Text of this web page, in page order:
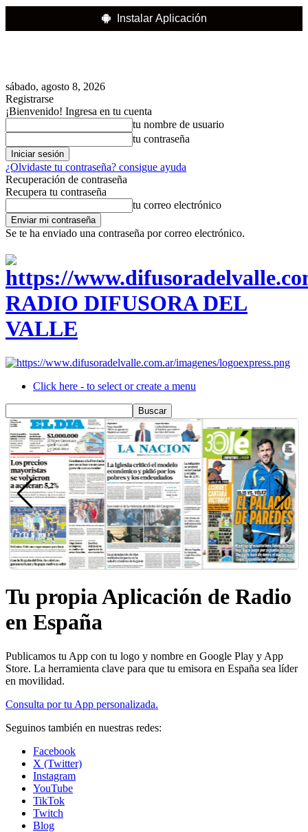
Instalar Aplicación
sábado, agosto 8, 2026
Registrarse
¡Bienvenido! Ingresa en tu cuenta
tu nombre de usuario
tu contraseña
¿Olvidaste tu contraseña? consigue ayuda
Recuperación de contraseña
Recupera tu contraseña
tu correo electrónico
Se te ha enviado una contraseña por correo electrónico.
RADIO DIFUSORA DEL
VALLE
Click here - to select or create a menu
Tu propia Aplicación de Radio
en España
Publicamos tu App con tu logo y nombre en Google Play y App
Store. La herramienta clave para que tu emisora en España sea líder
en movilidad.
Consulta por tu App personalizada.
Seguinos también en nuestras redes:
Facebook
X (Twitter)
Instagram
YouTube
TikTok
Twitch
Blog